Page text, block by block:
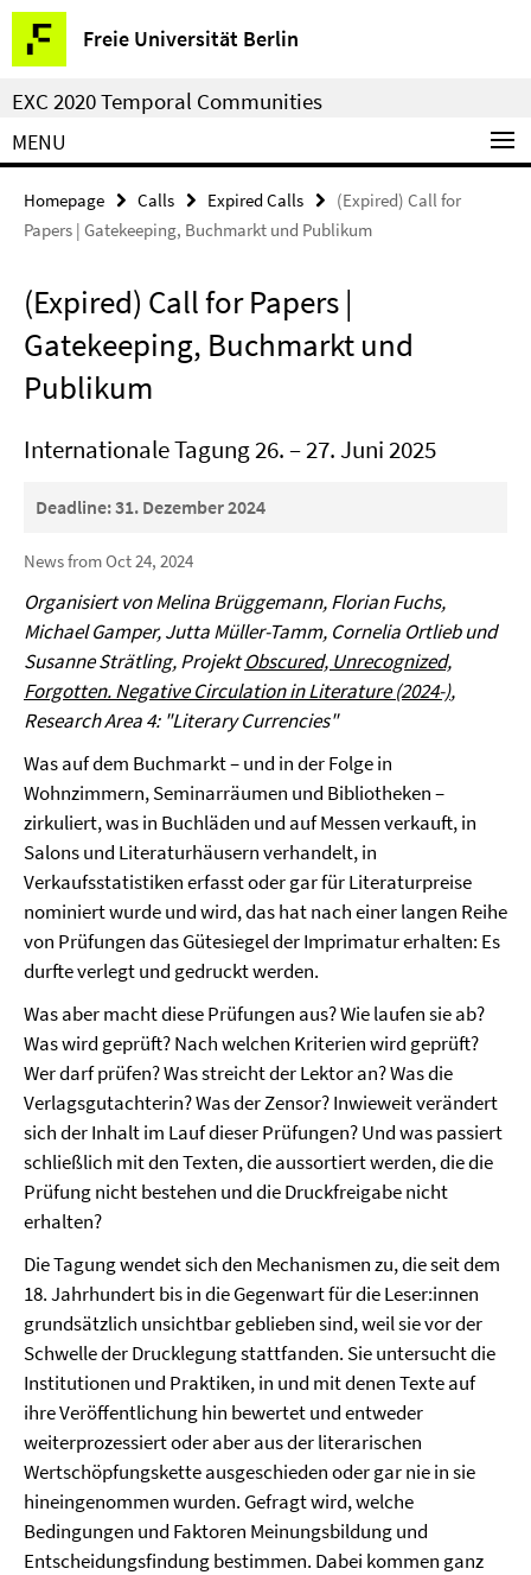
Springe
direkt
zu
Inhalt
Freie Universität Berlin
Service
Navigation
EXC 2020 Temporal Communities
MENU
Homepage Calls Expired Calls
(Expired) Call for
Papers | Gatekeeping, Buchmarkt und Publikum
(Expired) Call for Papers |
Gatekeeping, Buchmarkt und
Publikum
Internationale Tagung 26. – 27. Juni 2025
Deadline: 31. Dezember 2024
News from Oct 24, 2024
Organisiert von Melina Brüggemann, Florian Fuchs,
Michael Gamper, Jutta Müller-Tamm, Cornelia Ortlieb und
Susanne Strätling, ProjektObscured, Unrecognized,
Forgotten. Negative Circulation in Literature (2024-),
Research Area 4: "Literary Currencies"
Was auf dem Buchmarkt – und in der Folge in
Wohnzimmern, Seminarräumen und Bibliotheken –
zirkuliert, was in Buchläden und auf Messen verkauft, in
Salons und Literaturhäusern verhandelt, in
Verkaufsstatistiken erfasst oder gar für Literaturpreise
nominiert wurde und wird, das hat nach einer langen Reihe
von Prüfungen das Gütesiegel der Imprimatur erhalten: Es
durfte verlegt und gedruckt werden.
Was aber macht diese Prüfungen aus? Wie laufen sie ab?
Was wird geprüft? Nach welchen Kriterien wird geprüft?
Wer darf prüfen? Was streicht der Lektor an? Was die
Verlagsgutachterin? Was der Zensor? Inwieweit verändert
sich der Inhalt im Lauf dieser Prüfungen? Und was passiert
schließlich mit den Texten, die aussortiert werden, die die
Prüfung nicht bestehen und die Druckfreigabe nicht
erhalten?
Die Tagung wendet sich den Mechanismen zu, die seit dem
18. Jahrhundert bis in die Gegenwart für die Leser:innen
grundsätzlich unsichtbar geblieben sind, weil sie vor der
Schwelle der Drucklegung stattfanden. Sie untersucht die
Institutionen und Praktiken, in und mit denen Texte auf
ihre Veröffentlichung hin bewertet und entweder
weiterprozessiert oder aber aus der literarischen
Wertschöpfungskette ausgeschieden oder gar nie in sie
hineingenommen wurden. Gefragt wird, welche
Bedingungen und Faktoren Meinungsbildung und
Entscheidungsfindung bestimmen. Dabei kommen ganz